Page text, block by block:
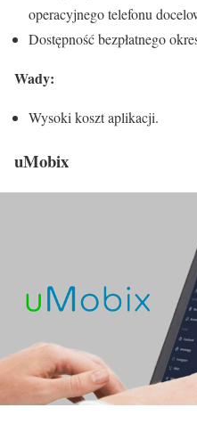
operacyjnego telefonu
Dostępność bezpłatnego
Wady:
Wysoki koszt aplikacji.
uMobix